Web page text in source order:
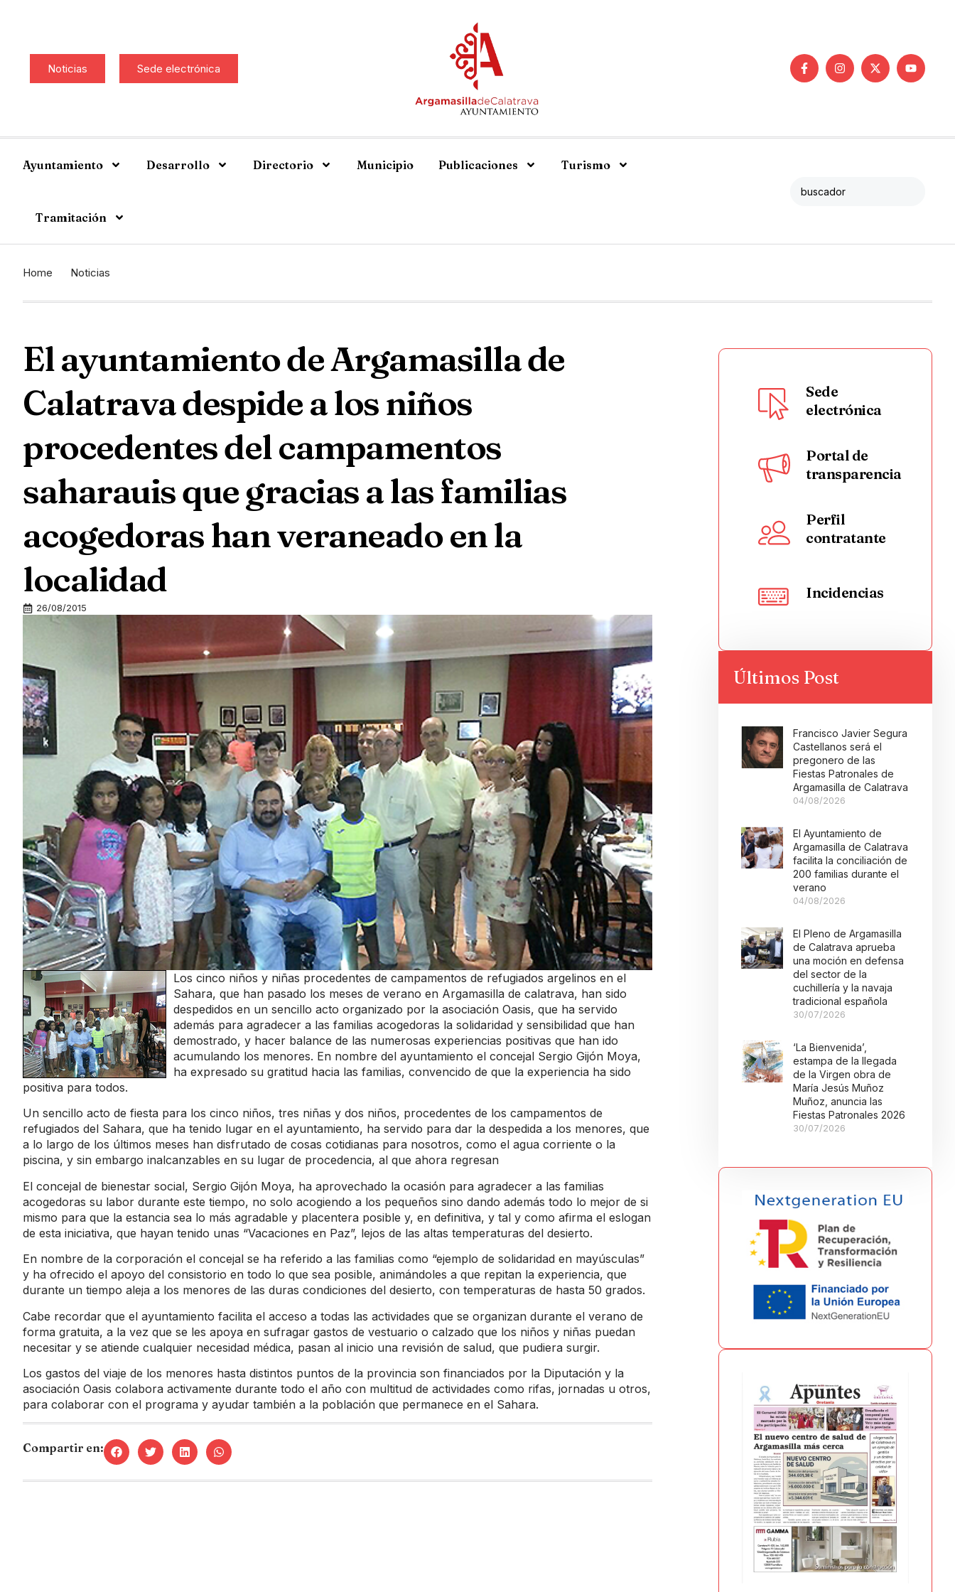
Noticias Sede electrónica
Ayuntamiento Desarrollo Directorio Municipio Publicaciones Turismo
Tramitación
Home Noticias
El ayuntamiento de Argamasilla de
Calatrava despide a los niños
procedentes del campamentos
saharauis que gracias a las familias
acogedoras han veraneado en la
localidad
26/08/2015
Los cinco niños y niñas procedentes de campamentos de refugiados argelinos en el
Sahara, que han pasado los meses de verano en Argamasilla de calatrava, han sido
despedidos en un sencillo acto organizado por la asociación Oasis, que ha servido
además para agradecer a las familias acogedoras la solidaridad y sensibilidad que han
demostrado, y hacer balance de las numerosas experiencias positivas que han ido
acumulando los menores. En nombre del ayuntamiento el concejal Sergio Gijón Moya,
ha expresado su gratitud hacia las familias, convencido de que la experiencia ha sido
positiva para todos.
Un sencillo acto de fiesta para los cinco niños, tres niñas y dos niños, procedentes de los campamentos de
refugiados del Sahara, que ha tenido lugar en el ayuntamiento, ha servido para dar la despedida a los menores, que
a lo largo de los últimos meses han disfrutado de cosas cotidianas para nosotros, como el agua corriente o la
piscina, y sin embargo inalcanzables en su lugar de procedencia, al que ahora regresan
El concejal de bienestar social, Sergio Gijón Moya, ha aprovechado la ocasión para agradecer a las familias
acogedoras su labor durante este tiempo, no solo acogiendo a los pequeños sino dando además todo lo mejor de si
mismo para que la estancia sea lo más agradable y placentera posible y, en definitiva, y tal y como afirma el eslogan
de esta iniciativa, que hayan tenido unas “Vacaciones en Paz”, lejos de las altas temperaturas del desierto.
En nombre de la corporación el concejal se ha referido a las familias como “ejemplo de solidaridad en mayúsculas”
y ha ofrecido el apoyo del consistorio en todo lo que sea posible, animándoles a que repitan la experiencia, que
durante un tiempo aleja a los menores de las duras condiciones del desierto, con temperaturas de hasta 50 grados.
Cabe recordar que el ayuntamiento facilita el acceso a todas las actividades que se organizan durante el verano de
forma gratuita, a la vez que se les apoya en sufragar gastos de vestuario o calzado que los niños y niñas puedan
necesitar y se atiende cualquier necesidad médica, pasan al inicio una revisión de salud, que pudiera surgir.
Los gastos del viaje de los menores hasta distintos puntos de la provincia son financiados por la Diputación y la
asociación Oasis colabora activamente durante todo el año con multitud de actividades como rifas, jornadas u otros,
para colaborar con el programa y ayudar también a la población que permanece en el Sahara.
Compartir en:
Sede
electrónica
Portal de
transparencia
Perfil
contratante
Incidencias
Últimos Post
Francisco Javier Segura
Castellanos será el
pregonero de las
Fiestas Patronales de
Argamasilla de Calatrava
04/08/2026
El Ayuntamiento de
Argamasilla de Calatrava
facilita la conciliación de
200 familias durante el
verano
04/08/2026
El Pleno de Argamasilla
de Calatrava aprueba
una moción en defensa
del sector de la
cuchillería y la navaja
tradicional española
30/07/2026
‘La Bienvenida’,
estampa de la llegada
de la Virgen obra de
María Jesús Muñoz
Muñoz, anuncia las
Fiestas Patronales 2026
30/07/2026